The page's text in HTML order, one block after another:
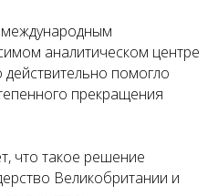
аналитическом центре
действительно помогло
прекращения
что такое решение
Великобритании и